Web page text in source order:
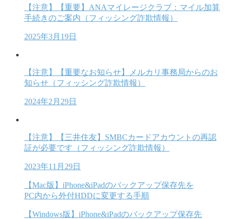
【注意】【重要】ANAマイレージクラブ：マイル加算
手続きのご案内（フィッシング詐欺情報）
2025年3月19日
【注意】【重要なお知らせ】メルカリ事務局からのお
知らせ（フィッシング詐欺情報）
2024年2月29日
【注意】【三井住友】SMBCカードアカウントの再認
証が必要です（フィッシング詐欺情報）
2023年11月29日
【Mac版】iPhone&iPadのバックアップ保存先を
PC内から外付HDDに変更する手順
【Windows版】iPhone&iPadのバックアップ保存先